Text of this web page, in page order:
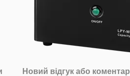
Новий відгук або коментар